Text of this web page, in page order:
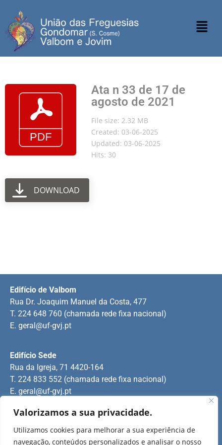
Valorizamos a sua privacidade.
Utilizamos cookies para melhorar a sua experiência de
navegação, conteúdos personalizados e analisar o nosso
Ata n 33 de 17 de
agosto de 2021
File size: 2.32 MB
Created: 03-06-2025
Updated: 03-06-2025
Hits: 30
DOWNLOAD
Rua Manuel Pinto Martins
Edifício Sede
Rua da Igreja, 71 4420-164
T. 224 833 552 (chamada rede fixa nacional)
E. geral@uf-gvj.pt
Edifício de Valbom
Rua Dr. Joaquim Manuel da Costa, 477
T. 224 648 760 (chamada rede fixa nacional)
E. geral@uf-gvj.pt